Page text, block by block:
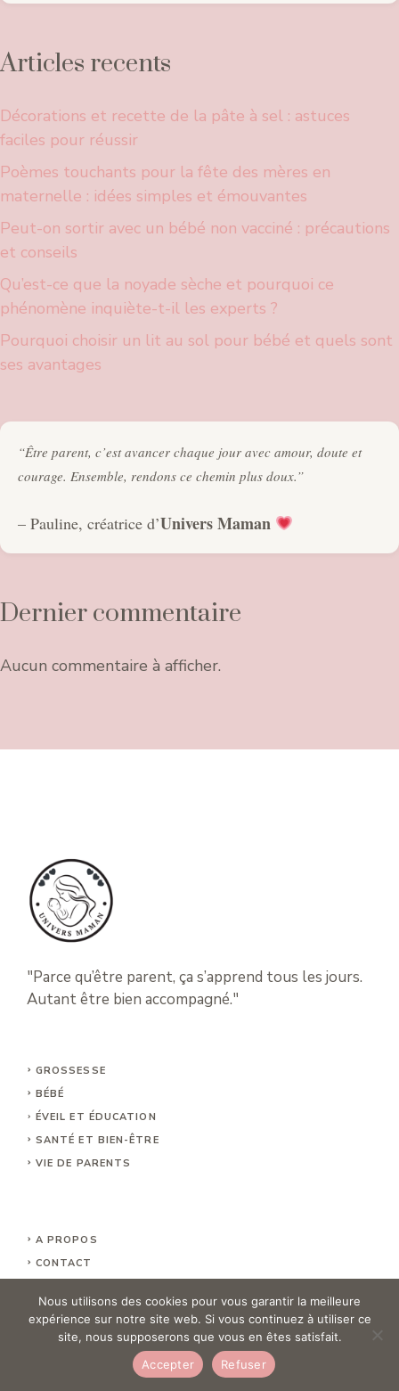
Articles recents
Décorations et recette de la pâte à sel : astuces
faciles pour réussir
Poèmes touchants pour la fête des mères en
maternelle : idées simples et émouvantes
Peut-on sortir avec un bébé non vacciné : précautions
et conseils
Qu’est-ce que la noyade sèche et pourquoi ce
phénomène inquiète-t-il les experts ?
Pourquoi choisir un lit au sol pour bébé et quels sont
ses avantages
“Être parent, c’est avancer chaque jour avec amour, doute et
courage. Ensemble, rendons ce chemin plus doux.”
– Pauline, créatrice d’Univers Maman
Dernier commentaire
Aucun commentaire à afficher.
"Parce qu’être parent, ça s’apprend tous les jours.
Autant être bien accompagné."
GROSSESSE
BÉBÉ
ÉVEIL ET ÉDUCATION
SANTÉ ET BIEN-ÊTRE
VIE DE PARENTS
A PROPOS
CONTACT
POLITIQUE DE CONFIDENTUALITÉ
PLAN DU SITE
Nous utilisons des cookies pour vous garantir la meilleure
expérience sur notre site web. Si vous continuez à utiliser ce
site, nous supposerons que vous en êtes satisfait.
Accepter
Refuser